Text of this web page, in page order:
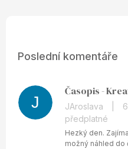
Poslední komentáře
J
Časopis -
JAroslava
předplatné
Hezký den.
možný náhled do